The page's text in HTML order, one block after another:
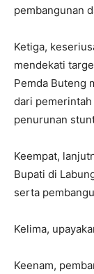
pembangunan
Ketiga,
mendekati
Pemda Buteng
dari pemerintah
penurunan
Keempat,
Bupati di
serta
Kelima,
Keenam,